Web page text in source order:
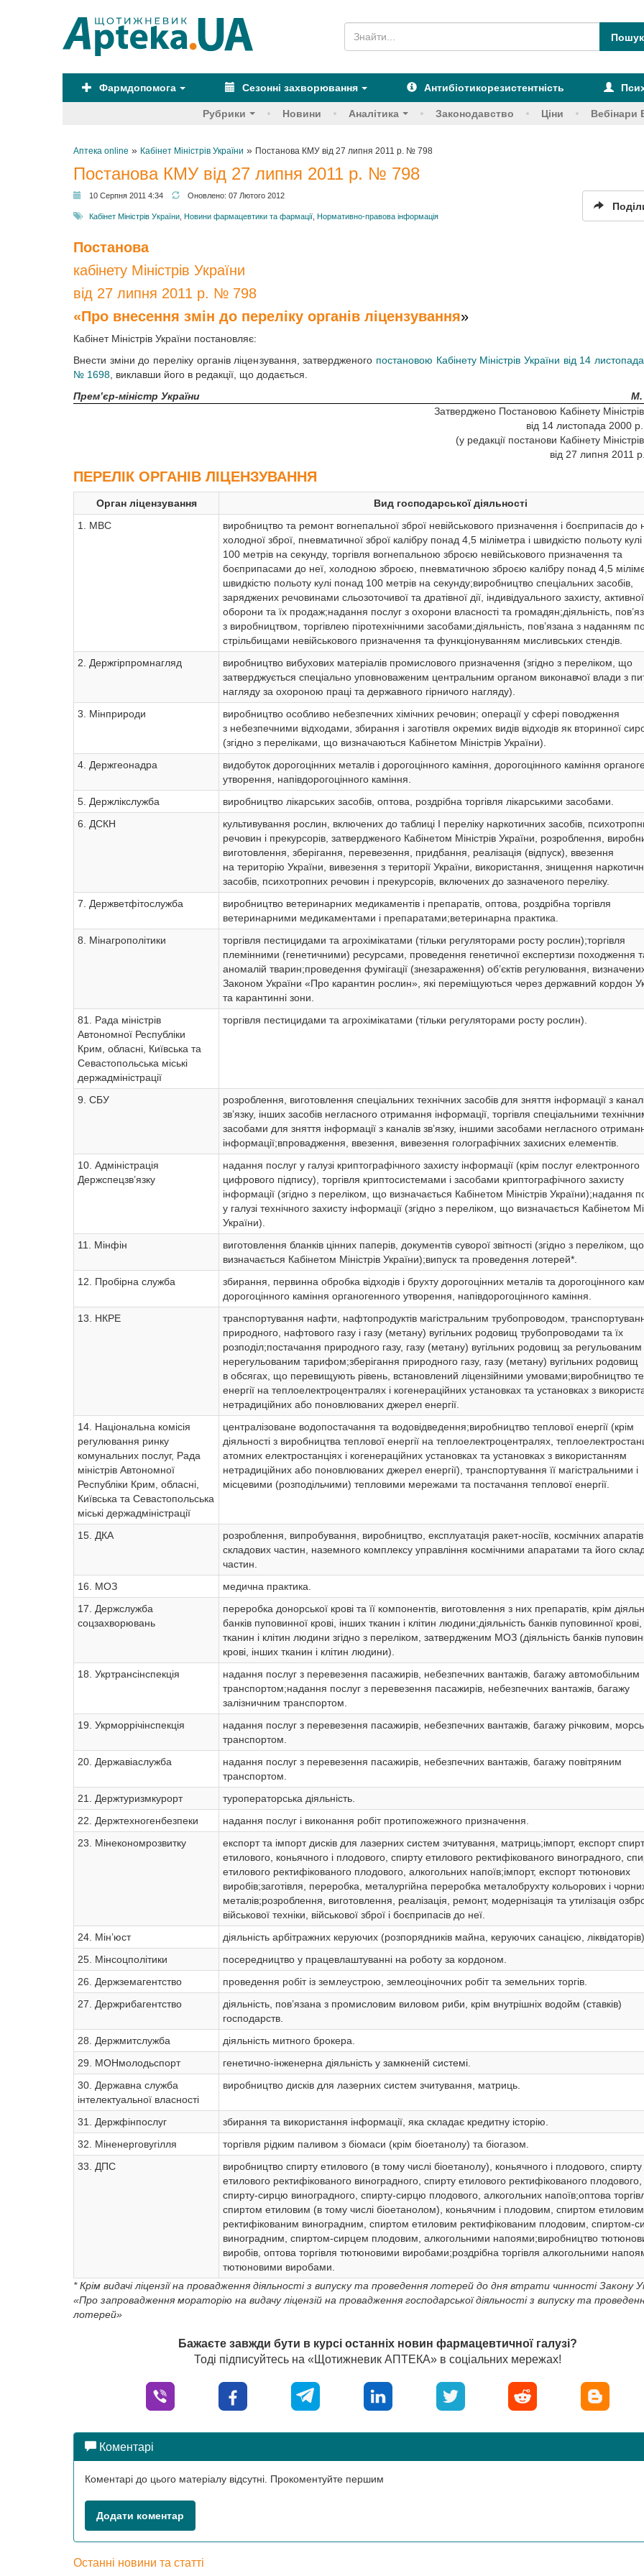
Фармдопомога Сезонні захворювання Антибіотикорезистентність
Рубрики Новини Аналітика Законодавство Ціни Вебінари
Аптека online » Кабінет Міністрів України » Постанова КМУ від 27 липня 2011 р. № 798
Постанова КМУ від 27 липня 2011 р. № 798
10 Серпня 2011 4:34 Оновлено: 07 Лютого 2012
Кабінет Міністрів України Новини фармацевтики та фармації Нормативно-правова інформація
Постанова
кабінету Міністрів України
від 27 липня 2011 р. № 798
«Про внесення змін до переліку органів ліцензування»
Кабінет Міністрів України постановляє:
Внести зміни до переліку органів ліцензування, затвердженого постановою Кабінету Міністрів України від 14
№ 1698 , виклавши його в редакції, що додається.
Прем’єр-міністр України
М.
Затверджено Постановою Кабінету
від 14 листопада 2000
(у редакції постанови Кабінету
від 27 липня 2011
ПЕРЕЛІК ОРГАНІВ ЛІЦЕНЗУВАННЯ
Орган ліцензування
Вид господарської діяльності
1. МВС
виробництво та ремонт вогнепальної зброї невійськового призначення і боєприпасів до
холодної зброї, пневматичної зброї калібру понад 4,5 міліметра і швидкістю польоту
100 метрів на секунду, торгівля вогнепальною зброєю невійськового призначення та
боєприпасами до неї, холодною зброєю, пневматичною зброєю калібру понад 4,5
швидкістю польоту кулі понад 100 метрів на секунду;виробництво спеціальних засобів,
заряджених речовинами сльозоточивої та дратівної дії, індивідуального захисту, активної
оборони та їх продаж;надання послуг з охорони власності та громадян;діяльність,
з виробництвом, торгівлею піротехнічними засобами;діяльність, пов’язана з наданням
стрільбищами невійськового призначення та функціонуванням мисливських стендів.
2. Держгірпромнагляд
виробництво вибухових матеріалів промислового призначення (згідно з переліком, що
затверджується спеціально уповноваженим центральним органом виконавчої влади з
нагляду за охороною праці та державного гірничого нагляду).
3. Мінприроди
виробництво особливо небезпечних хімічних речовин; операції у сфері поводження
з небезпечними відходами, збирання і заготівля окремих видів відходів як вторинної
(згідно з переліками, що визначаються Кабінетом Міністрів України).
4. Держгеонадра
видобуток дорогоцінних металів і дорогоцінного каміння, дорогоцінного каміння
утворення, напівдорогоцінного каміння.
5. Держлікслужба
виробництво лікарських засобів, оптова, роздрібна торгівля лікарськими засобами.
6. ДСКН
культивування рослин, включених до таблиці I переліку наркотичних засобів,
речовин і прекурсорів, затвердженого Кабінетом Міністрів України, розроблення,
виготовлення, зберігання, перевезення, придбання, реалізація (відпуск), ввезення
на територію України, вивезення з території України, використання, знищення
засобів, психотропних речовин і прекурсорів, включених до зазначеного переліку.
7. Держветфітослужба
виробництво ветеринарних медикаментів і препаратів, оптова, роздрібна торгівля
ветеринарними медикаментами і препаратами;ветеринарна практика.
8. Мінагрополітики
торгівля пестицидами та агрохімікатами (тільки регуляторами росту рослин);торгівля
племінними (генетичними) ресурсами, проведення генетичної експертизи походження
аномалій тварин;проведення фумігації (знезараження) об’єктів регулювання,
Законом України «Про карантин рослин», які переміщуються через державний кордон
та карантинні зони.
81. Рада міністрів
Автономної Республіки
Крим, обласні, Київська та
Севастопольська міські
держадміністрації
торгівля пестицидами та агрохімікатами (тільки регуляторами росту рослин).
9. СБУ
розроблення, виготовлення спеціальних технічних засобів для зняття інформації з
зв’язку, інших засобів негласного отримання інформації, торгівля спеціальними
засобами для зняття інформації з каналів зв’язку, іншими засобами негласного
інформації;впровадження, ввезення, вивезення голографічних захисних елементів.
10. Адміністрація
Держспецзв’язку
надання послуг у галузі криптографічного захисту інформації (крім послуг електронного
цифрового підпису), торгівля криптосистемами і засобами криптографічного захисту
інформації (згідно з переліком, що визначається Кабінетом Міністрів України);надання
у галузі технічного захисту інформації (згідно з переліком, що визначається Кабінетом
України).
11. Мінфін
виготовлення бланків цінних паперів, документів суворої звітності (згідно з переліком, що
визначається Кабінетом Міністрів України);випуск та проведення лотерей*.
12. Пробірна служба
збирання, первинна обробка відходів і брухту дорогоцінних металів та дорогоцінного
дорогоцінного каміння органогенного утворення, напівдорогоцінного каміння.
13. НКРЕ
транспортування нафти, нафтопродуктів магістральним трубопроводом,
природного, нафтового газу і газу (метану) вугільних родовищ трубопроводами та їх
розподіл;постачання природного газу, газу (метану) вугільних родовищ за регульованим
нерегульованим тарифом;зберігання природного газу, газу (метану) вугільних родовищ
в обсягах, що перевищують рівень, встановлений ліцензійними умовами;виробництво
енергії на теплоелектроцентралях і когенераційних установках та установках з
нетрадиційних або поновлюваних джерел енергії.
14. Національна комісія
регулювання ринку
комунальних послуг, Рада
міністрів Автономної
Республіки Крим, обласні,
Київська та Севастопольська
міські держадміністрації
централізоване водопостачання та водовідведення;виробництво теплової енергії (крім
діяльності з виробництва теплової енергії на теплоелектроцентралях,
атомних електростанціях і когенераційних установках та установках з використанням
нетрадиційних або поновлюваних джерел енергії), транспортування її магістральними і
місцевими (розподільчими) тепловими мережами та постачання теплової енергії.
15. ДКА
розроблення, випробування, виробництво, експлуатація ракет-носіїв, космічних апаратів
складових частин, наземного комплексу управління космічними апаратами та його
частин.
16. МОЗ
медична практика.
17. Держслужба
соцзахворювань
переробка донорської крові та її компонентів, виготовлення з них препаратів, крім
банків пуповинної крові, інших тканин і клітин людини;діяльність банків пуповинної
тканин і клітин людини згідно з переліком, затвердженим МОЗ (діяльність банків
крові, інших тканин і клітин людини).
18. Укртрансінспекція
надання послуг з перевезення пасажирів, небезпечних вантажів, багажу автомобільним
транспортом;надання послуг з перевезення пасажирів, небезпечних вантажів, багажу
залізничним транспортом.
19. Укрморрічінспекція
надання послуг з перевезення пасажирів, небезпечних вантажів, багажу річковим,
транспортом.
20. Державіаслужба
надання послуг з перевезення пасажирів, небезпечних вантажів, багажу повітряним
транспортом.
21. Держтуризмкурорт
туроператорська діяльність.
22. Держтехногенбезпеки
надання послуг і виконання робіт протипожежного призначення.
23. Мінекономрозвитку
експорт та імпорт дисків для лазерних систем зчитування, матриць;імпорт, експорт
етилового, коньячного і плодового, спирту етилового ректифікованого виноградного,
етилового ректифікованого плодового, алкогольних напоїв;імпорт, експорт тютюнових
виробів;заготівля, переробка, металургійна переробка металобрухту кольорових і
металів;розроблення, виготовлення, реалізація, ремонт, модернізація та утилізація
військової техніки, військової зброї і боєприпасів до неї.
24. Мін’юст
діяльність арбітражних керуючих (розпорядників майна, керуючих санацією, ліквідаторів).
25. Мінсоцполітики
посередництво у працевлаштуванні на роботу за кордоном.
26. Держземагентство
проведення робіт із землеустрою, землеоціночних робіт та земельних торгів.
27. Держрибагентство
діяльність, пов’язана з промисловим виловом риби, крім внутрішніх водойм (ставків)
господарств.
28. Держмитслужба
діяльність митного брокера.
29. МОНмолодьспорт
генетично-інженерна діяльність у замкненій системі.
30. Державна служба
інтелектуальної власності
виробництво дисків для лазерних систем зчитування, матриць.
31. Держфінпослуг
збирання та використання інформації, яка складає кредитну історію.
32. Міненерговугілля
торгівля рідким паливом з біомаси (крім біоетанолу) та біогазом.
33. ДПС
виробництво спирту етилового (в тому числі біоетанолу), коньячного і плодового, спирту
етилового ректифікованого виноградного, спирту етилового ректифікованого плодового,
спирту-сирцю виноградного, спирту-сирцю плодового, алкогольних напоїв;оптова
спиртом етиловим (в тому числі біоетанолом), коньячним і плодовим, спиртом етиловим
ректифікованим виноградним, спиртом етиловим ректифікованим плодовим, спиртом-
виноградним, спиртом-сирцем плодовим, алкогольними напоями;виробництво
виробів, оптова торгівля тютюновими виробами;роздрібна торгівля алкогольними
тютюновими виробами.
* Крім видачі ліцензії на провадження діяльності з випуску та проведення лотерей до дня втрати чинності Закону
«Про запровадження мораторію на видачу ліцензій на провадження господарської діяльності з випуску та
лотерей»
Бажаєте завжди бути в курсі останніх новин фармацевтичної галузі?
Тоді підписуйтесь на «Щотижневик АПТЕКА» в соціальних мережах!
Коментарі
Коментарі до цього матеріалу відсутні. Прокоментуйте першим
Додати коментар
Останні новини та статті